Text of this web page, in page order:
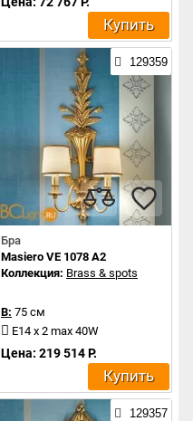
Купить
129359
Бра
Masiero VE 1078 A2
Коллекция: Brass & spots
В: 75 см
E14 x 2 max 40W
Цена: 219 514 Р.
Купить
129357